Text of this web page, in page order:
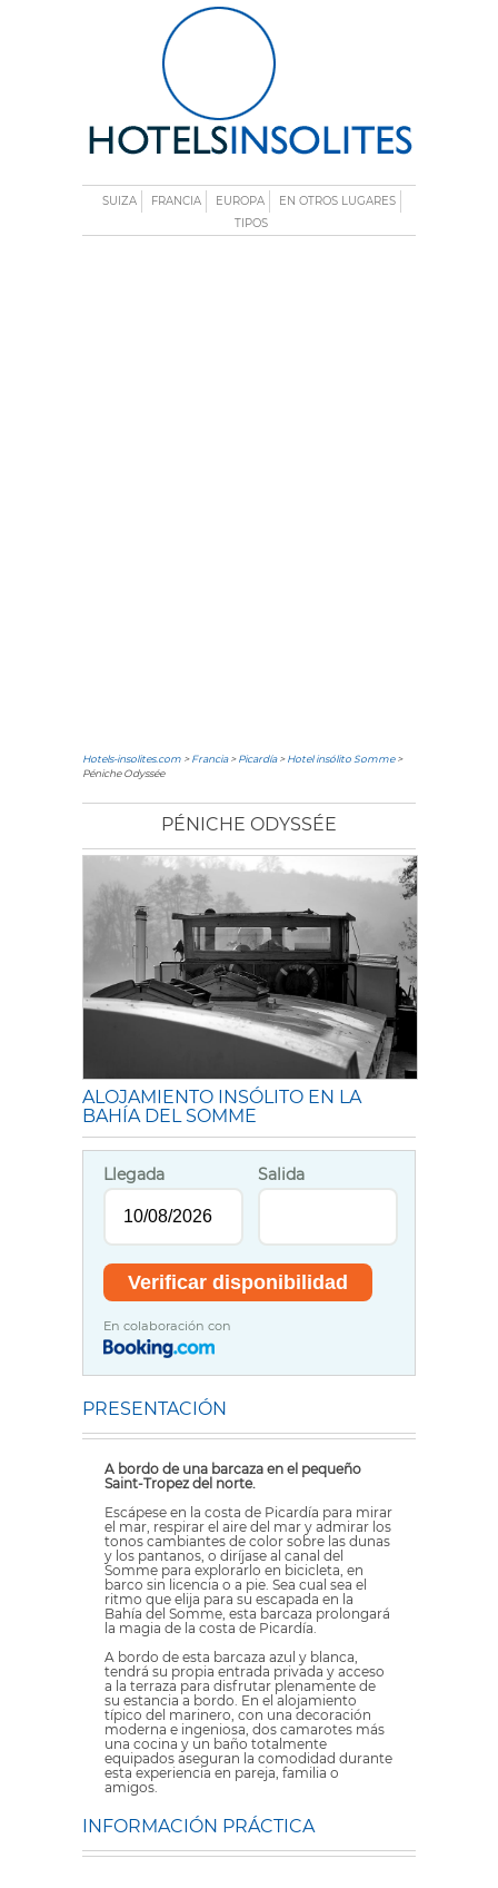
SUIZA FRANCIA EUROPA
EN OTROS LUGARES
TIPOS
Hotels-insolites.com >Francia>Picardía>Hotel insólito Somme>
Péniche Odyssée
PÉNICHE ODYSSÉE
ALOJAMIENTO INSÓLITO EN LA
BAHÍA DEL SOMME
Llegada Salida
En colaboración con
PRESENTACIÓN
A bordo de una barcaza en el pequeño
Saint-Tropez del norte.
Escápese en la costa de Picardía para mirar
el mar, respirar el aire del mar y admirar los
tonos cambiantes de color sobre las dunas
y los pantanos, o diríjase al canal del
Somme para explorarlo en bicicleta, en
barco sin licencia o a pie. Sea cual sea el
ritmo que elija para su escapada en la
Bahía del Somme, esta barcaza prolongará
la magia de la costa de Picardía.
A bordo de esta barcaza azul y blanca,
tendrá su propia entrada privada y acceso
a la terraza para disfrutar plenamente de
su estancia a bordo. En el alojamiento
típico del marinero, con una decoración
moderna e ingeniosa, dos camarotes más
una cocina y un baño totalmente
equipados aseguran la comodidad durante
esta experiencia en pareja, familia o
amigos.
INFORMACIÓN PRÁCTICA